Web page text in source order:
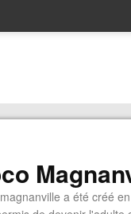
a été créé